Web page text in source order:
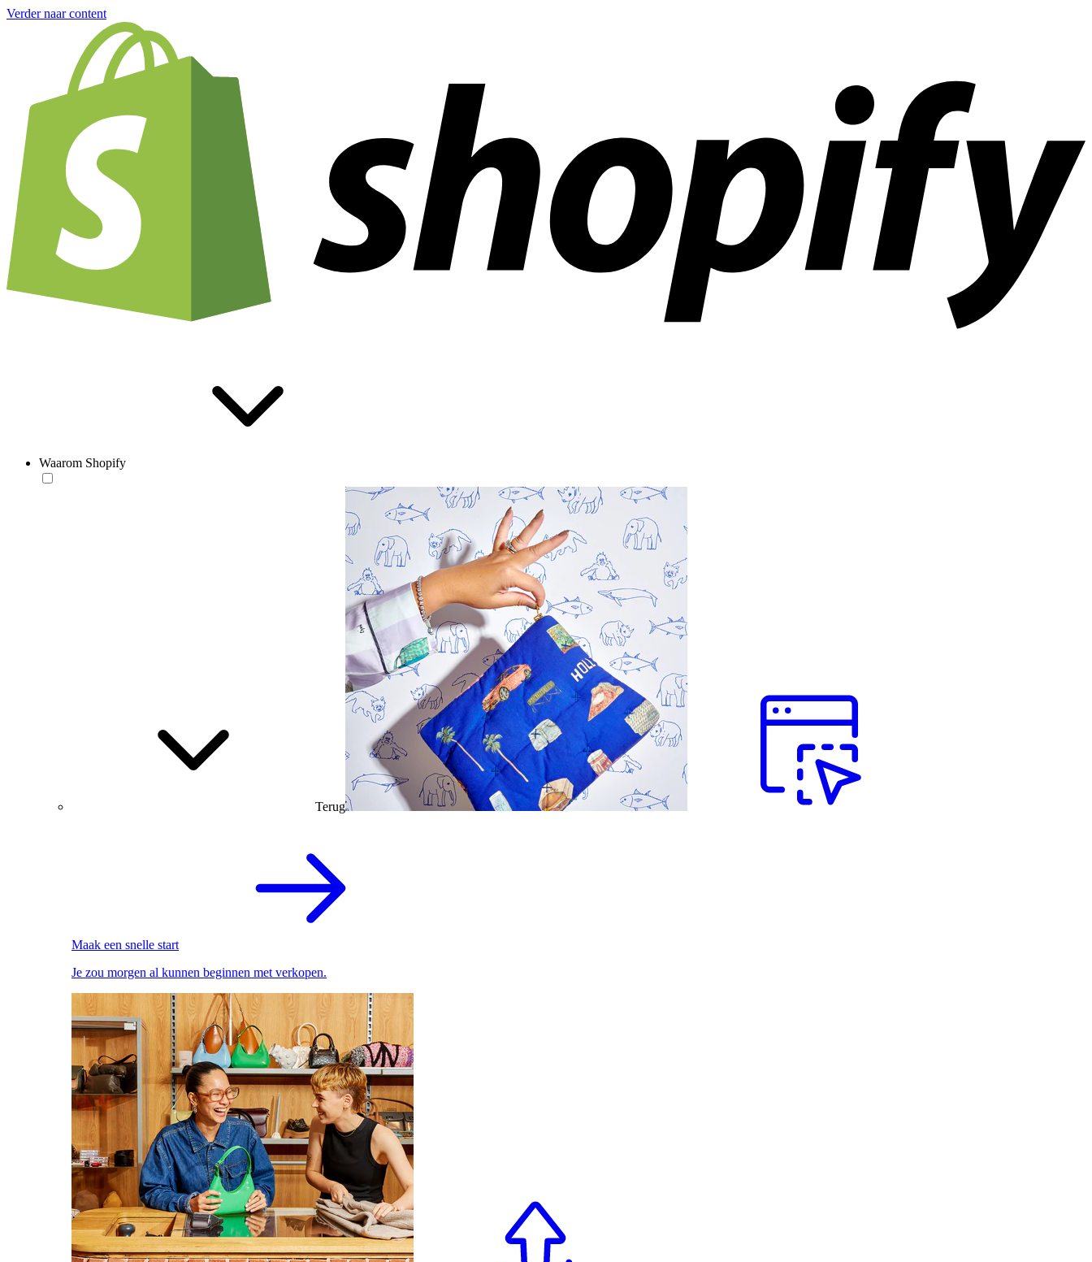
Verder naar content
Waarom Shopify
Terug
Maak een snelle start
Je zou morgen al kunnen beginnen met verkopen.